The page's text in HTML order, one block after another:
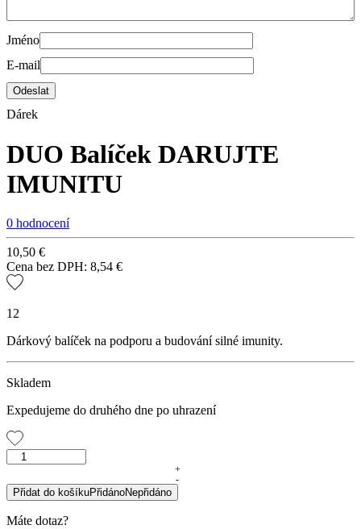
Jméno
E-mail
Dárek
DUO Balíček DARUJTE
IMUNITU
0 hodnocení
10,50 €
Cena bez DPH: 8,54 €
12
Dárkový balíček na podporu a budování silné imunity.
Skladem
Expedujeme do druhého dne po uhrazení
DUO
DARUJTE
IMUNITU
množství
+
-
Přidat do košíkuPřidánoNepřidáno
Máte dotaz?